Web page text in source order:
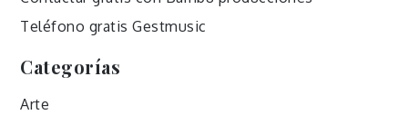
Teléfono gratis Gestmusic
Categorías
Arte